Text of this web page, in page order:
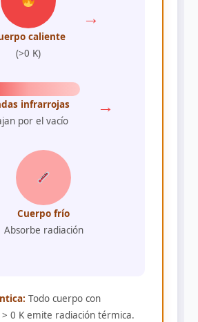
caliente
(>0 K)
→
infrarrojas
por el vacío
→
Cuerpo frío
Absorbe radiación
Todo cuerpo con
0 K emite radiación térmica.